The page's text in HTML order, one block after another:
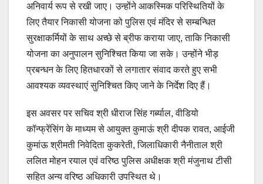
अनिवार्य रूप से रखी जाए। उन्होंने आकस्मिक परिस्थितियों के
लिए तैयार निकासी योजना को पुलिस एवं मंदिर से सम्बन्धित
सुरक्षाकर्मियों के साथ अच्छे से ब्रीफ कराया जाए, ताकि निकासी
योजना का अनुपालन सुनिश्चित किया जा सके। उन्होंने भीड़
प्रबन्धन के लिए हितधारकों से लगातार संवाद करते हुए सभी
आवश्यक व्यवस्थाएं सुनिश्चित किए जाने के निर्देश दिए हैं।
इस अवसर पर सचिव श्री धीराज सिंह गर्ब्याल, वीडियो
कॉन्फ्रेंसिंग के माध्यम से आयुक्त कुमाऊं श्री दीपक रावत, आईजी
कुमांऊ श्रीमती निवेदिता कुकरेती, जिलाधिकारी नैनीताल श्री
ललित मोहन रयाल एवं वरिष्ठ पुलिस अधीक्षक श्री मंजुनाथ टीसी
सहित अन्य वरिष्ठ अधिकारी उपस्थित थे।